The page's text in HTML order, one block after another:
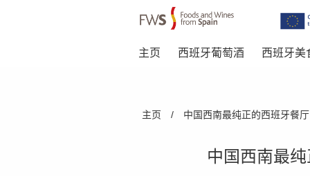
主页 西班牙葡萄酒 西班牙美
You are here
主页 / 中国西南最纯正的西班牙餐
中国西南最